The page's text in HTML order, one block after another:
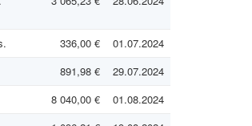
336,00 €
01.07.2024
891,98 €
29.07.2024
8 040,00 €
01.08.2024